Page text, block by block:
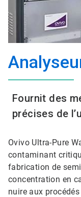
Fournit des
précises de
Ovivo Ultra-Pure
contaminant
fabrication de
concentration en
nuire aux